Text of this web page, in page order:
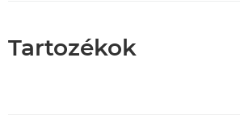
Tartozékok